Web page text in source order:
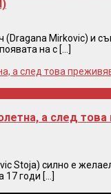
Mirkovic) и
на с [...]
а след
Stoja) силно е
17 годи [...]